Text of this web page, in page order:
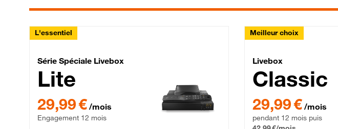
L'essentiel
Série Spéciale Livebox Lite Fibre
Série Spéciale Livebox
Lite
29,99 € par mois , Engagement 12 mois
29,99 € /mois
Engagement 12 mois
Meilleur choix
Livebox
Livebox
Classic
29,99 € par mois
29,99 € /mois
pendant 12 mois puis